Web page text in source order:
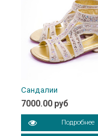
Сандалии
7000.00 руб
Подробнее